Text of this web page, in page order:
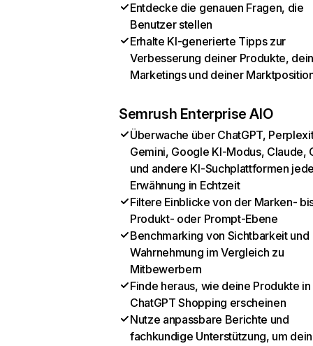
Entdecke die genauen Fragen, die
Benutzer stellen
Erhalte KI-generierte Tipps zur
Verbesserung deiner Produkte,
Marketings und deiner
Semrush Enterprise AIO
Überwache über ChatGPT,
Gemini, Google KI-Modus, Claude,
und andere KI-Suchplattformen
Erwähnung in Echtzeit
Filtere Einblicke von der Marken-
Produkt- oder Prompt-Ebene
Benchmarking von Sichtbarkeit und
Wahrnehmung im Vergleich zu
Mitbewerbern
Finde heraus, wie deine Produkte in
ChatGPT Shopping erscheinen
Nutze anpassbare Berichte und
fachkundige Unterstützung, um dein